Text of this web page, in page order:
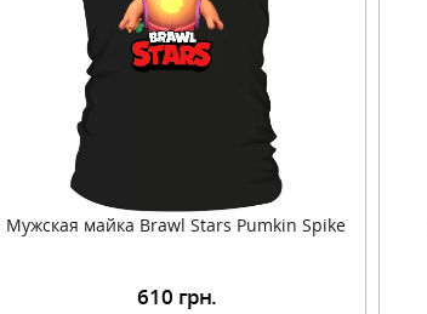
Мужская майка Brawl Stars Pumkin Spike
610 грн.
Подробнее